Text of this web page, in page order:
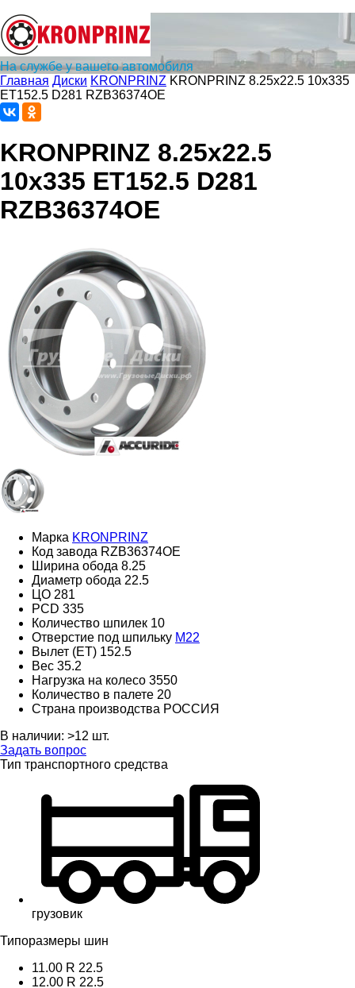
На службе у вашего автомобиля
Главная Диски KRONPRINZ KRONPRINZ 8.25x22.5 10x335
ET152.5 D281 RZB36374OE
KRONPRINZ 8.25x22.5
10x335 ET152.5 D281
RZB36374OE
Марка KRONPRINZ
Код завода RZB36374OE
Ширина обода 8.25
Диаметр обода 22.5
ЦО 281
PCD 335
Количество шпилек 10
Отверстие под шпильку M22
Вылет (ET) 152.5
Вес 35.2
Нагрузка на колесо 3550
Количество в палете 20
Страна производства РОССИЯ
В наличии: >12 шт.
Задать вопрос
Тип транспортного средства
грузовик
Типоразмеры шин
11.00 R 22.5
12.00 R 22.5